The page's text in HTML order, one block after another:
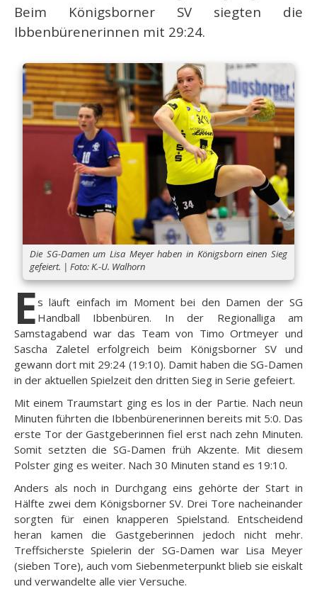
Beim Königsborner SV siegten die
Ibbenbürenerinnen mit 29:24.
Die SG-Damen um Lisa Meyer haben in Königsborn einen Sieg
gefeiert. | Foto: K.-U. Walhorn
Es läuft einfach im Moment bei den Damen der SG
Handball Ibbenbüren. In der Regionalliga am
Samstagabend war das Team von Timo Ortmeyer und
Sascha Zaletel erfolgreich beim Königsborner SV und
gewann dort mit 29:24 (19:10). Damit haben die SG-Damen
in der aktuellen Spielzeit den dritten Sieg in Serie gefeiert.
Mit einem Traumstart ging es los in der Partie. Nach neun
Minuten führten die Ibbenbürenerinnen bereits mit 5:0. Das
erste Tor der Gastgeberinnen fiel erst nach zehn Minuten.
Somit setzten die SG-Damen früh Akzente. Mit diesem
Polster ging es weiter. Nach 30 Minuten stand es 19:10.
Anders als noch in Durchgang eins gehörte der Start in
Hälfte zwei dem Königsborner SV. Drei Tore nacheinander
sorgten für einen knapperen Spielstand. Entscheidend
heran kamen die Gastgeberinnen jedoch nicht mehr.
Treffsicherste Spielerin der SG-Damen war Lisa Meyer
(sieben Tore), auch vom Siebenmeterpunkt blieb sie eiskalt
und verwandelte alle vier Versuche.